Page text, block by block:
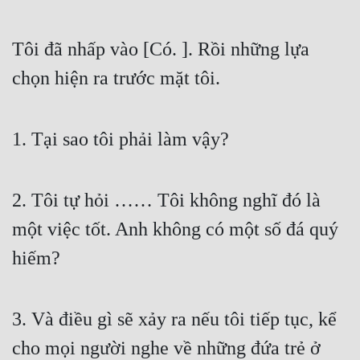
Tôi đã nhấp vào [Có. ]. Rồi những lựa
chọn hiện ra trước mặt tôi.
1. Tại sao tôi phải làm vậy?
2. Tôi tự hỏi …… Tôi không nghĩ đó là
một việc tốt. Anh không có một số đá quý
hiếm?
3. Và điều gì sẽ xảy ra nếu tôi tiếp tục, kể
cho mọi người nghe về những đứa trẻ ở